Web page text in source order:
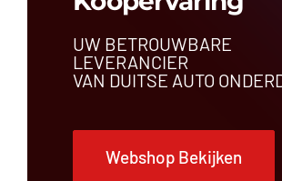
UW BETROUWBARE
LEVERANCIER
VAN DUITSE AUTO
Webshop Bekijken